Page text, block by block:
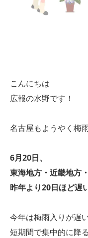
こんにちは
広報の水野です！
名古屋もようやく梅
6月20日、
東海地方・近畿地方
昨年より20日ほど遅
今年は梅雨入りが遅い
短期間で集中的に降